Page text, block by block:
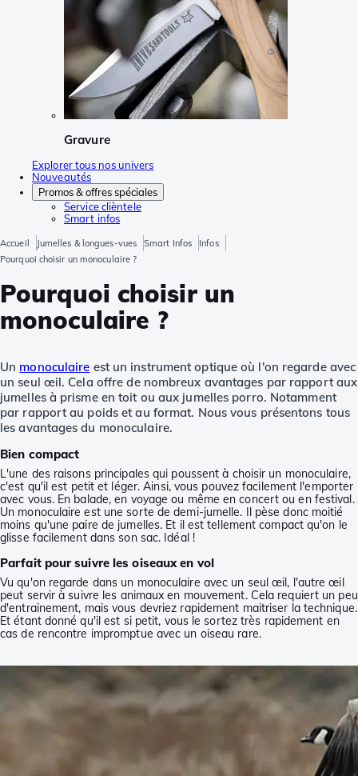
Gravure
Explorer tous nos univers
Nouveautés
Promos & offres spéciales
Service clièntele
Smart infos
Accueil Jumelles & longues-vues Smart Infos
Infos
Pourquoi choisir un monoculaire ?
Pourquoi choisir un
monoculaire ?
Un monoculaire est un instrument optique où l'on regarde avec
un seul œil. Cela offre de nombreux avantages par rapport aux
jumelles à prisme en toit ou aux jumelles porro. Notamment
par rapport au poids et au format. Nous vous présentons tous
les avantages du monoculaire.
Bien compact
L'une des raisons principales qui poussent à choisir un monoculaire,
c'est qu'il est petit et léger. Ainsi, vous pouvez facilement l'emporter
avec vous. En balade, en voyage ou même en concert ou en festival.
Un monoculaire est une sorte de demi-jumelle. Il pèse donc moitié
moins qu'une paire de jumelles. Et il est tellement compact qu'on le
glisse facilement dans son sac. Idéal !
Parfait pour suivre les oiseaux en vol
Vu qu'on regarde dans un monoculaire avec un seul œil, l'autre œil
peut servir à suivre les animaux en mouvement. Cela requiert un peu
d'entrainement, mais vous devriez rapidement maitriser la technique.
Et étant donné qu'il est si petit, vous le sortez très rapidement en
cas de rencontre impromptue avec un oiseau rare.